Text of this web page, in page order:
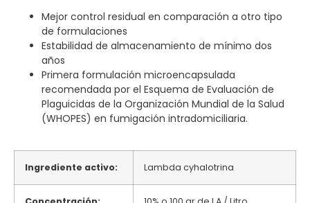
Mejor control residual en comparación a otro tipo
de formulaciones
Estabilidad de almacenamiento de mínimo dos
años
Primera formulación microencapsulada
recomendada por el Esquema de Evaluación de
Plaguicidas de la Organización Mundial de la Salud
(WHOPES) en fumigación intradomiciliaria.
Ingrediente activo: Lambda cyhalotrina